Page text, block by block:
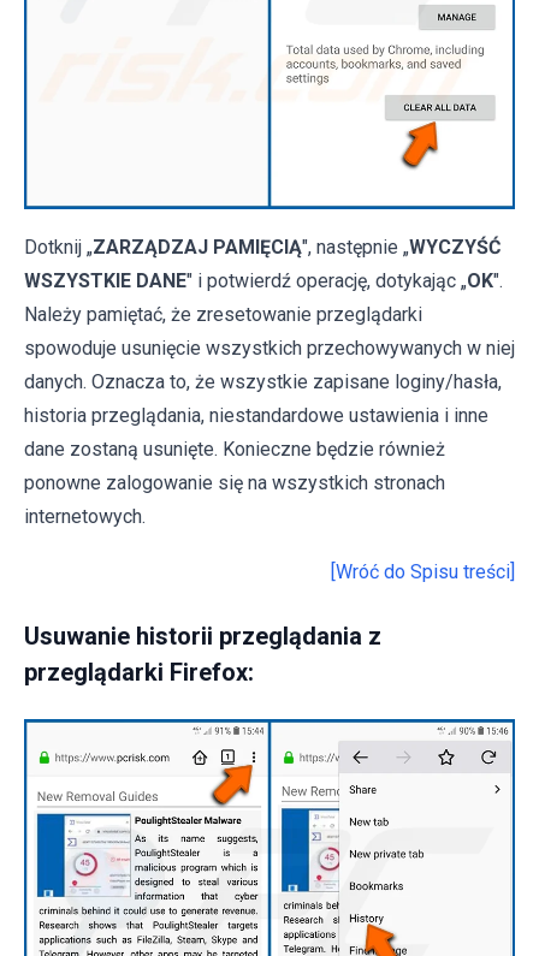
Dotknij „ZARZĄDZAJ PAMIĘCIĄ", następnie „WYCZYŚĆ
WSZYSTKIE DANE" i potwierdź operację, dotykając „OK".
Należy pamiętać, że zresetowanie przeglądarki
spowoduje usunięcie wszystkich przechowywanych w niej
danych. Oznacza to, że wszystkie zapisane loginy/hasła,
historia przeglądania, niestandardowe ustawienia i inne
dane zostaną usunięte. Konieczne będzie również
ponowne zalogowanie się na wszystkich stronach
internetowych.
[Wróć do Spisu treści]
Usuwanie historii przeglądania z
przeglądarki Firefox: